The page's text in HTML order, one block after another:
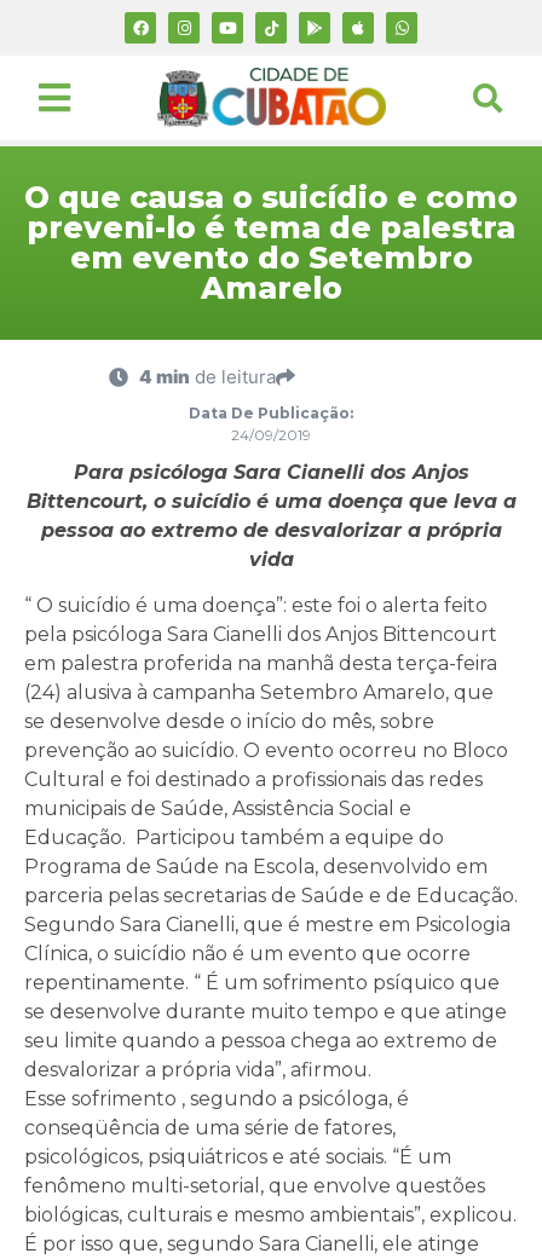
O que causa o suicídio e como
preveni-lo é tema de palestra
em evento do Setembro
Amarelo
4 min de leitura
Data De Publicação:
24/09/2019
Para psicóloga Sara Cianelli dos Anjos
Bittencourt, o suicídio é uma doença que leva a
pessoa ao extremo de desvalorizar a própria
vida
“ O suicídio é uma doença”: este foi o alerta feito
pela psicóloga Sara Cianelli dos Anjos Bittencourt
em palestra proferida na manhã desta terça-feira
(24) alusiva à campanha Setembro Amarelo, que
se desenvolve desde o início do mês, sobre
prevenção ao suicídio. O evento ocorreu no Bloco
Cultural e foi destinado a profissionais das redes
municipais de Saúde, Assistência Social e
Educação. Participou também a equipe do
Programa de Saúde na Escola, desenvolvido em
parceria pelas secretarias de Saúde e de Educação.
Segundo Sara Cianelli, que é mestre em Psicologia
Clínica, o suicídio não é um evento que ocorre
repentinamente. “ É um sofrimento psíquico que
se desenvolve durante muito tempo e que atinge
seu limite quando a pessoa chega ao extremo de
desvalorizar a própria vida”, afirmou.
Esse sofrimento , segundo a psicóloga, é
conseqüência de uma série de fatores,
psicológicos, psiquiátricos e até sociais. “É um
fenômeno multi-setorial, que envolve questões
biológicas, culturais e mesmo ambientais”, explicou.
É por isso que, segundo Sara Cianelli, ele atinge